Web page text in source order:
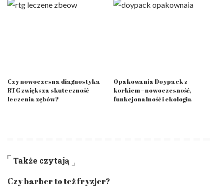
Czy nowoczesna diagnostyka
RTG zwiększa skuteczność
leczenia zębów?
Opakowania Doypack z
korkiem – nowoczesność,
funkcjonalność i ekologia
Także czytają
Czy barber to też fryzjer?